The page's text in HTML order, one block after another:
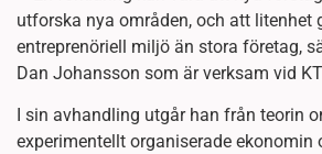
utforska nya områden, och att litenhet
entreprenöriell miljö än stora företag,
Dan Johansson som är verksam vid
I sin avhandling utgår han från teorin
experimentellt organiserade ekonomin